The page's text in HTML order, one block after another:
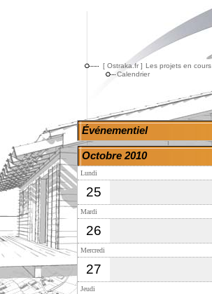
[ Ostraka.fr ] Les projets en cours
Calendrier
Événementiel
Octobre 2010
Lundi
25
Mardi
26
Mercredi
27
Jeudi